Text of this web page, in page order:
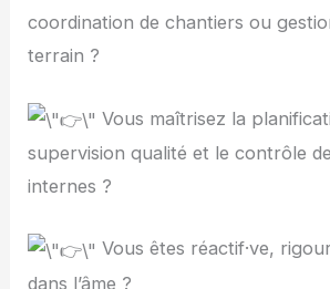
coordination de chantiers ou
terrain ?
Vous maîtrisez la
supervision qualité et le contrôle
internes ?
Vous êtes réactif·ve,
dans l’âme ?